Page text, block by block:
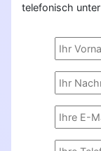
telefonisch unter